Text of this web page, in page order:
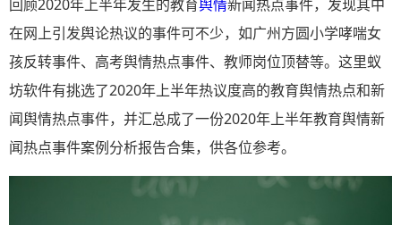
回顾2020年上半年发生的教育舆情新闻热点事件，发现其中
在网上引发舆论热议的事件可不少，如广州方圆小学哮喘女
孩反转事件、高考舆情热点事件、教师岗位顶替等。这里蚁
坊软件有挑选了2020年上半年热议度高的教育舆情热点和新
闻舆情热点事件，并汇总成了一份2020年上半年教育舆情新
闻热点事件案例分析报告合集，供各位参考。